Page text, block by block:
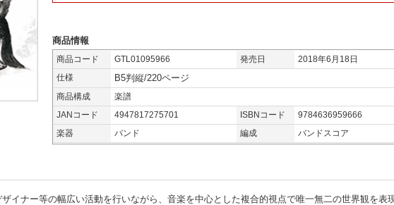
商品情報
商品コード GTL01095966 発売日
2018年6月18日
仕様
B5判縦/220ページ
商品構成
楽譜
JANコード
4947817275701 ISBNコード
9784636959666
楽器
バンド 編成 バンドスコア
イナー等の幅広い活動を行いながら、音楽を中心とした複合的視点で唯一無二の世界観を表